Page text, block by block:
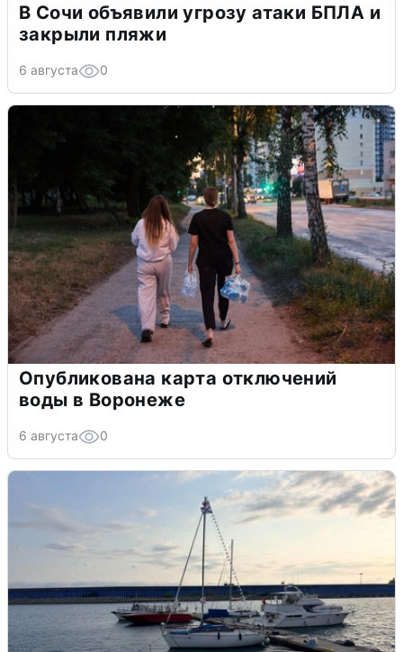
В Сочи объявили угрозу атаки БПЛА и
закрыли пляжи
6 августа 0
Опубликована карта отключений
воды в Воронеже
6 августа 0